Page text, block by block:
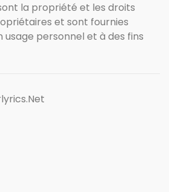
la propriété et les droits
et sont fournies
usage personnel et à des fins